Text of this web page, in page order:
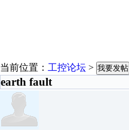
当前位置： 工控论坛 > 我要发帖
earth fault